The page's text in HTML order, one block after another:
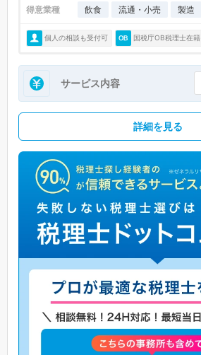
得意業種 飲食 流通・小売 製造
個人の相談も受付可 国税庁OB税理士在籍
サービス内容
詳細を見る